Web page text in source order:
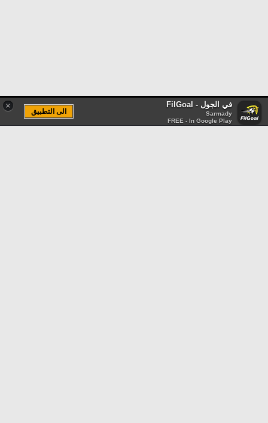
× في الجول - FilGoal
Sarmady
FREE - In Google Play
الى التطبيق